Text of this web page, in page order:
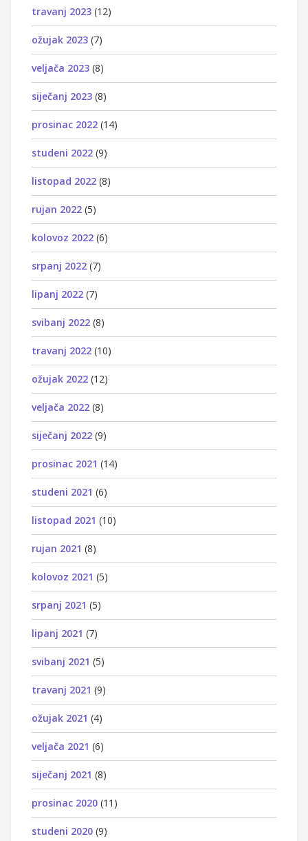
travanj 2023 (12)
ožujak 2023 (7)
veljača 2023 (8)
siječanj 2023 (8)
prosinac 2022 (14)
studeni 2022 (9)
listopad 2022 (8)
rujan 2022 (5)
kolovoz 2022 (6)
srpanj 2022 (7)
lipanj 2022 (7)
svibanj 2022 (8)
travanj 2022 (10)
ožujak 2022 (12)
veljača 2022 (8)
siječanj 2022 (9)
prosinac 2021 (14)
studeni 2021 (6)
listopad 2021 (10)
rujan 2021 (8)
kolovoz 2021 (5)
srpanj 2021 (5)
lipanj 2021 (7)
svibanj 2021 (5)
travanj 2021 (9)
ožujak 2021 (4)
veljača 2021 (6)
siječanj 2021 (8)
prosinac 2020 (11)
studeni 2020 (9)